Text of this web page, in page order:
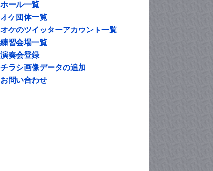
ホール一覧
オケ団体一覧
オケのツイッターアカウント一覧
練習会場一覧
演奏会登録
チラシ画像データの追加
お問い合わせ